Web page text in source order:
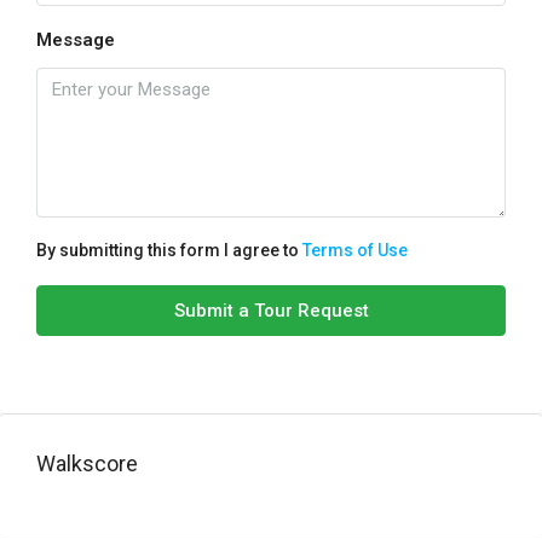
Message
By submitting this form I agree toTerms of Use
Submit a Tour Request
Walkscore